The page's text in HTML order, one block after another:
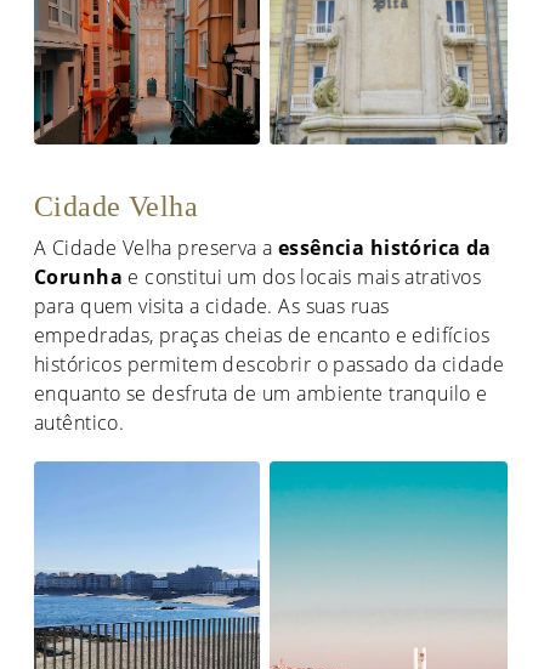
Cidade Velha
A Cidade Velha preserva a essência histórica da
Corunha e constitui um dos locais mais atrativos
para quem visita a cidade. As suas ruas
empedradas, praças cheias de encanto e edifícios
históricos permitem descobrir o passado da cidade
enquanto se desfruta de um ambiente tranquilo e
autêntico.